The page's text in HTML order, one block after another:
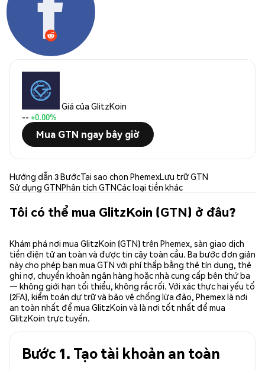
Giá của GlitzKoin
-- +0.00%
Mua GTN ngay bây giờ
Hướng dẫn 3 BướcTại sao chọn PhemexLưu trữ GTN
Sử dụng GTNPhân tích GTNCác loại tiền khác
Tôi có thể mua GlitzKoin (GTN) ở đâu?
Khám phá nơi mua GlitzKoin (GTN) trên Phemex, sàn giao dịch
tiền điện tử an toàn và được tin cậy toàn cầu. Ba bước đơn giản
này cho phép bạn mua GTN với phí thấp bằng thẻ tín dụng, thẻ
ghi nợ, chuyển khoản ngân hàng hoặc nhà cung cấp bên thứ ba
— không giới hạn tối thiểu, không rắc rối. Với xác thực hai yếu tố
(2FA), kiểm toán dự trữ và bảo vệ chống lừa đảo, Phemex là nơi
an toàn nhất để mua GlitzKoin và là nơi tốt nhất để mua
GlitzKoin trực tuyến.
Bước 1. Tạo tài khoản an toàn